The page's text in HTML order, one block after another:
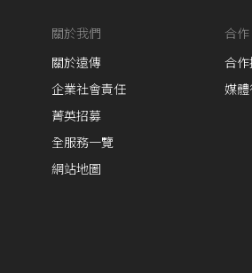
關於我們
關於遠傳
企業社會責任
菁英招募
全服務一覽
網站地圖
合作
合
媒